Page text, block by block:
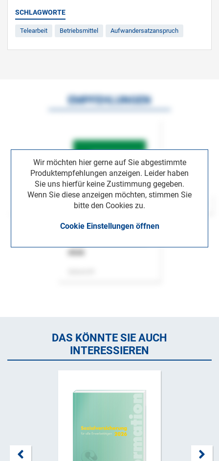
SCHLAGWORTE
Telearbeit Betriebsmittel Aufwandersatzanspruch
Wir möchten hier gerne auf Sie abgestimmte
Produktempfehlungen anzeigen. Leider haben
Sie uns hierfür keine Zustimmung gegeben.
Wenn Sie diese anzeigen möchten, stimmen Sie
bitte den Cookies zu.
Cookie Einstellungen öffnen
EMPFEHLUNGEN
DAS KÖNNTE SIE AUCH
INTERESSIEREN